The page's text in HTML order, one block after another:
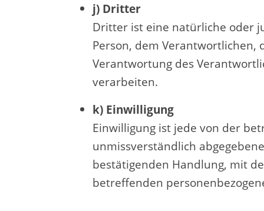
j) Dritter
Dritter ist eine natürliche oder
Person, dem
Verantwortung des
verarbeiten.
k) Einwilligung
Einwilligung ist jede von der
unmissverständlich
bestätigenden Handlung, mit
betreffenden